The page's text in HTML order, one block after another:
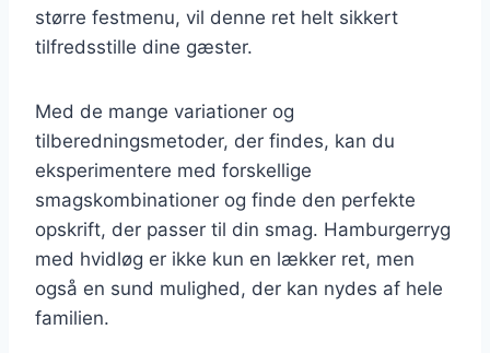
større festmenu, vil denne ret helt sikkert
tilfredsstille dine gæster.
Med de mange variationer og
tilberedningsmetoder, der findes, kan du
eksperimentere med forskellige
smagskombinationer og finde den perfekte
opskrift, der passer til din smag. Hamburgerryg
med hvidløg er ikke kun en lækker ret, men
også en sund mulighed, der kan nydes af hele
familien.